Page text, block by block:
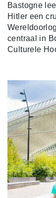
Bastogne
Hitler een
centraal in
Culturele